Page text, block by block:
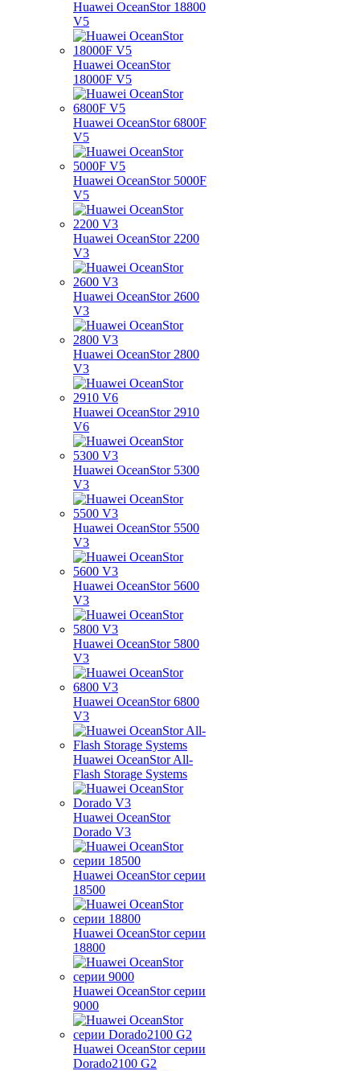
Huawei OceanStor 18800
V5
Huawei OceanStor
18000F V5
Huawei OceanStor 6800F
V5
Huawei OceanStor 5000F
V5
Huawei OceanStor 2200
V3
Huawei OceanStor 2600
V3
Huawei OceanStor 2800
V3
Huawei OceanStor 2910
V6
Huawei OceanStor 5300
V3
Huawei OceanStor 5500
V3
Huawei OceanStor 5600
V3
Huawei OceanStor 5800
V3
Huawei OceanStor 6800
V3
Huawei OceanStor All-
Flash Storage Systems
Huawei OceanStor
Dorado V3
Huawei OceanStor серии
18500
Huawei OceanStor серии
18800
Huawei OceanStor серии
9000
Huawei OceanStor серии
Dorado2100 G2